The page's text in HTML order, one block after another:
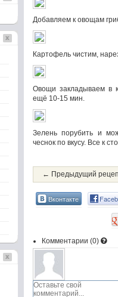
Добавляем к овощам
Картофель чистим,
Овощи закладываем в
ещё 10-15 мин.
Зелень порубить и
чеснок по вкусу. Все к
← Предыдущий
Вконтакте
Комментарии (0)